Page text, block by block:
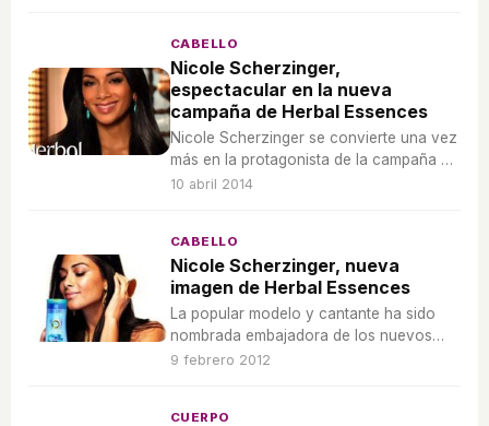
CABELLO
Nicole Scherzinger,
espectacular en la nueva
campaña de Herbal Essences
Nicole Scherzinger se convierte una vez
más en la protagonista de la campaña de
Herbal Essences.
10 abril 2014
CABELLO
Nicole Scherzinger, nueva
imagen de Herbal Essences
La popular modelo y cantante ha sido
nombrada embajadora de los nuevos
productos capilares de la firma
9 febrero 2012
CUERPO